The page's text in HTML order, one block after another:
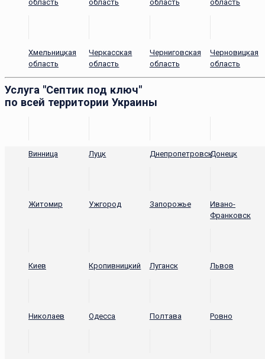
область
область
область
область
Хмельницкая
область
Черкасская
область
Черниговская
область
Черновицкая
область
Услуга "Септик под ключ"
по всей территории Украины
Винница Луцк ДнепропетровскДонецк
Житомир Ужгород Запорожье
Ивано-
Франковск
Киев Кропивницкий Луганск Львов
Николаев Одесса Полтава Ровно